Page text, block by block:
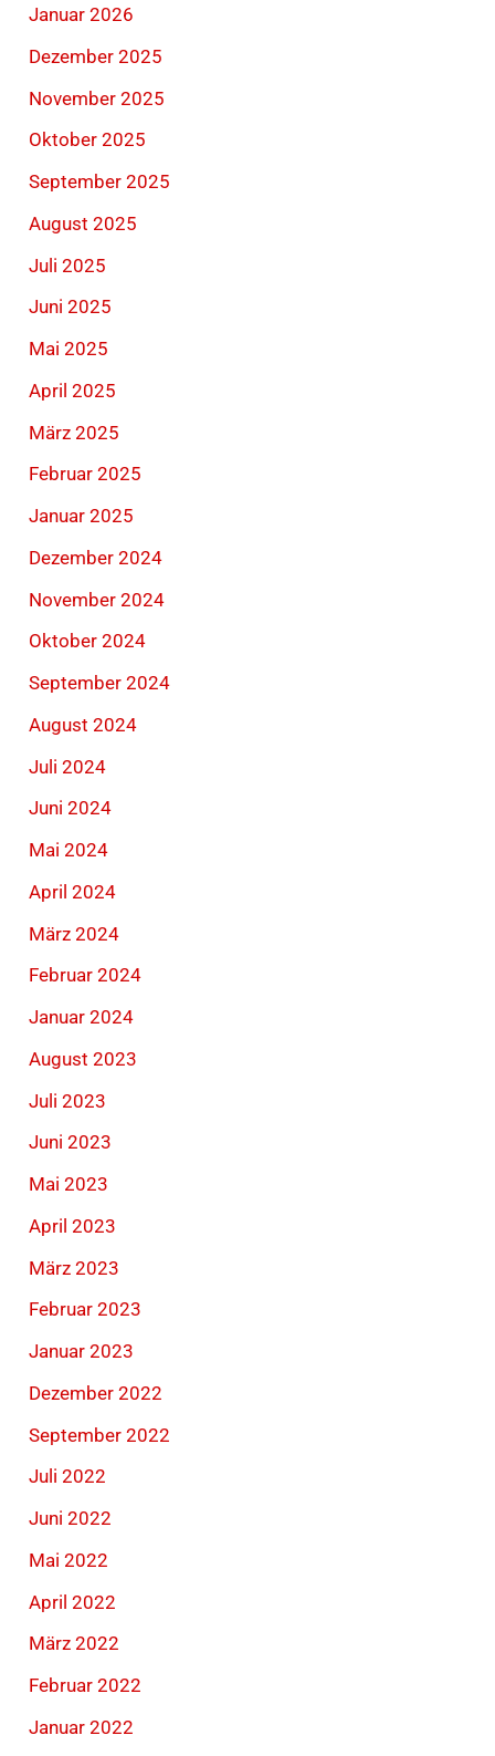
Januar 2026
Dezember 2025
November 2025
Oktober 2025
September 2025
August 2025
Juli 2025
Juni 2025
Mai 2025
April 2025
März 2025
Februar 2025
Januar 2025
Dezember 2024
November 2024
Oktober 2024
September 2024
August 2024
Juli 2024
Juni 2024
Mai 2024
April 2024
März 2024
Februar 2024
Januar 2024
August 2023
Juli 2023
Juni 2023
Mai 2023
April 2023
März 2023
Februar 2023
Januar 2023
Dezember 2022
September 2022
Juli 2022
Juni 2022
Mai 2022
April 2022
März 2022
Februar 2022
Januar 2022